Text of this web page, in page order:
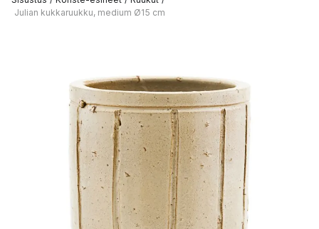
Julian kukkaruukku, medium Ø15 cm